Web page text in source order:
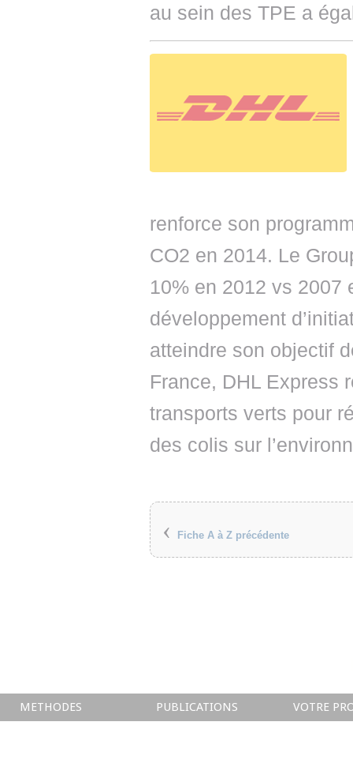
au sein des TPE a
renforce son
CO2 en 2014. Le
10% en 2012 vs 2007
développement
atteindre son objectif
France, DHL Express
transports verts pour
des colis sur
‹ Fiche A à Z précédente
METHODES PUBLICATIONS VOTRE